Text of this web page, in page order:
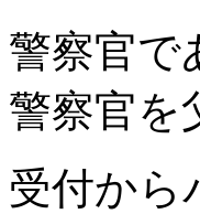
警察官で
警察官を
受付から